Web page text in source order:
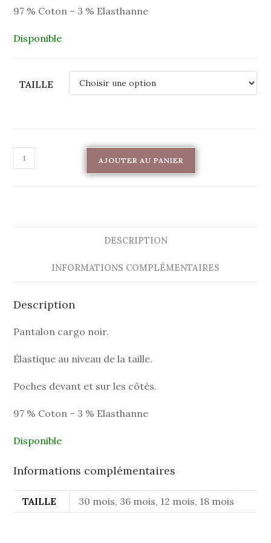
97 % Coton – 3 % Elasthanne
Disponible
TAILLE
AJOUTER AU PANIER
DESCRIPTION
INFORMATIONS COMPLÉMENTAIRES
Description
Pantalon cargo noir.
Élastique au niveau de la taille.
Poches devant et sur les côtés.
97 % Coton – 3 % Elasthanne
Disponible
Informations complémentaires
TAILLE 30 mois, 36 mois, 12 mois, 18 mois